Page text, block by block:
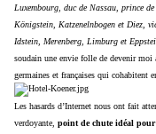
Luxembourg, duc de Nassau, prince
Königstein, Katzenelnbogen et Diez,
Idstein, Merenberg, Limburg et
soudain une envie folle de devenir
germaines et françaises qui cohabitent
Les hasards d’Internet nous ont fait
verdoyante, point de chute idéal pour